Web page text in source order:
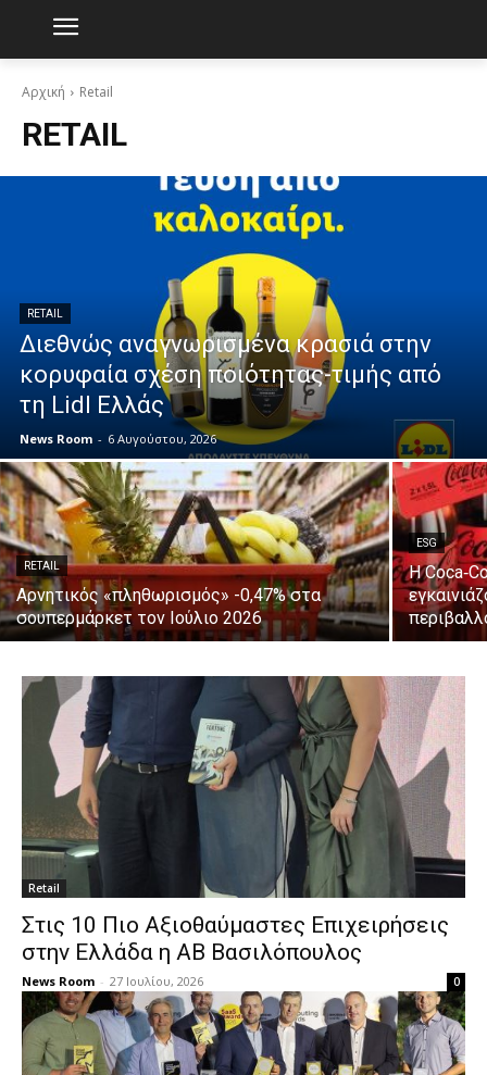
Αρχική Retail
RETAIL
RETAIL
Διεθνώς αναγνωρισμένα κρασιά στην
κορυφαία σχέση ποιότητας-τιμής από
τη Lidl Ελλάς
News Room - 6 Αυγούστου, 2026
RETAIL
Αρνητικός «πληθωρισμός» -0,47% στα
σουπερμάρκετ τον Ιούλιο 2026
ESG
Η
Retail
Στις 10 Πιο Αξιοθαύμαστες Επιχειρήσεις
στην Ελλάδα η ΑΒ Βασιλόπουλος
News Room - 27 Ιουλίου, 2026 0